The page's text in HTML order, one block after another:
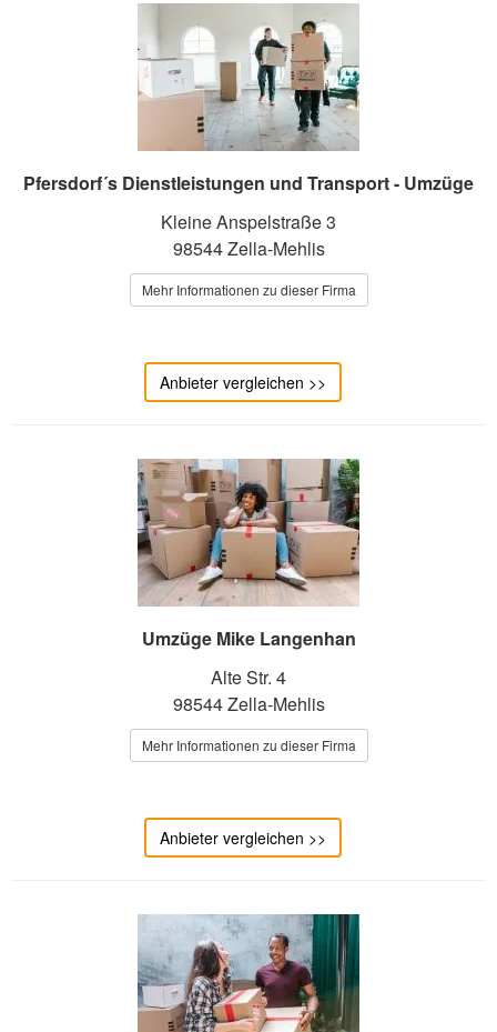
Pfersdorf´s Dienstleistungen und Transport - Umzüge
Kleine Anspelstraße 3
98544 Zella-Mehlis
Mehr Informationen zu dieser Firma
Anbieter vergleichen >>
Umzüge Mike Langenhan
Alte Str. 4
98544 Zella-Mehlis
Mehr Informationen zu dieser Firma
Anbieter vergleichen >>